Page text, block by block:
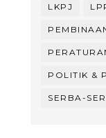
LKPJ
POLITIK &
SERBA-